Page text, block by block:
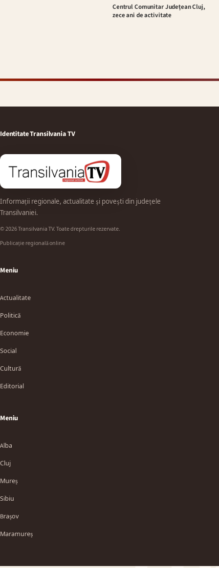
Centrul Comunitar Județean Cluj,
zece ani de activitate
Identitate Transilvania TV
Informații regionale, actualitate și povești din județele
Transilvaniei.
© 2026 Transilvania TV. Toate drepturile rezervate.
Publicație regională online
Meniu
Actualitate
Politică
Economie
Social
Cultură
Editorial
Meniu
Alba
Cluj
Mureș
Sibiu
Brașov
Maramureș